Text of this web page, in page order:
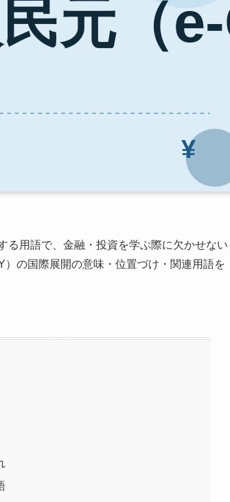
る用語で、金融・投資を学ぶ際に欠かせない
の国際展開の意味・位置づけ・関連用語を